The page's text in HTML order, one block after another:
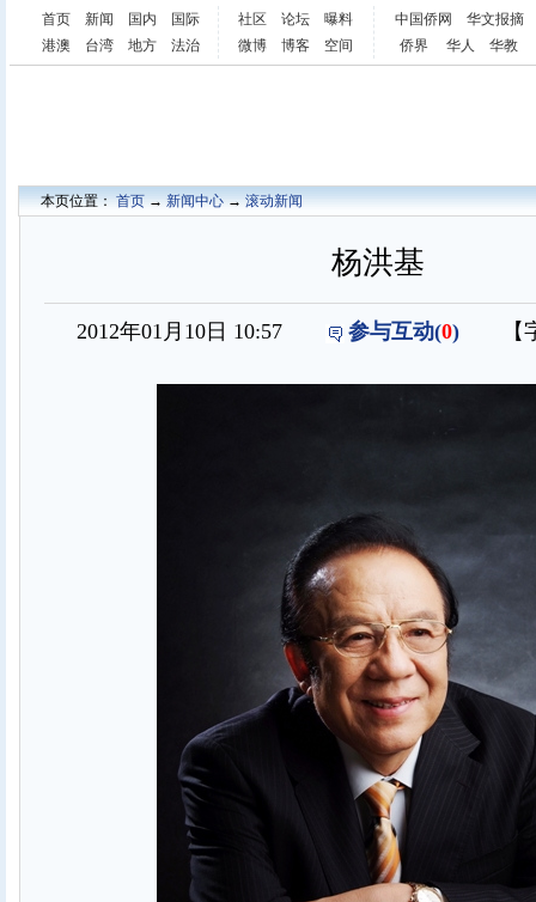
首页 新闻 国内
国际
港澳
台湾 地方 法治
社区 论坛
曝料
微博
博客 空间
中国侨网
华文报摘
侨界
华人 华教
本页位置：首页→新闻中心→滚动新闻
杨洪基
2012年01月10日 10:57 参与互动(0)【字